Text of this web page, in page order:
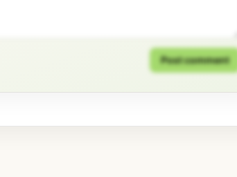
Post comment